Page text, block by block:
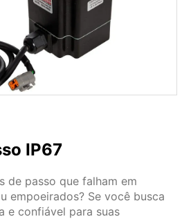
IP67
de passo que falham em
empoeirados? Se você busca
e confiável para suas